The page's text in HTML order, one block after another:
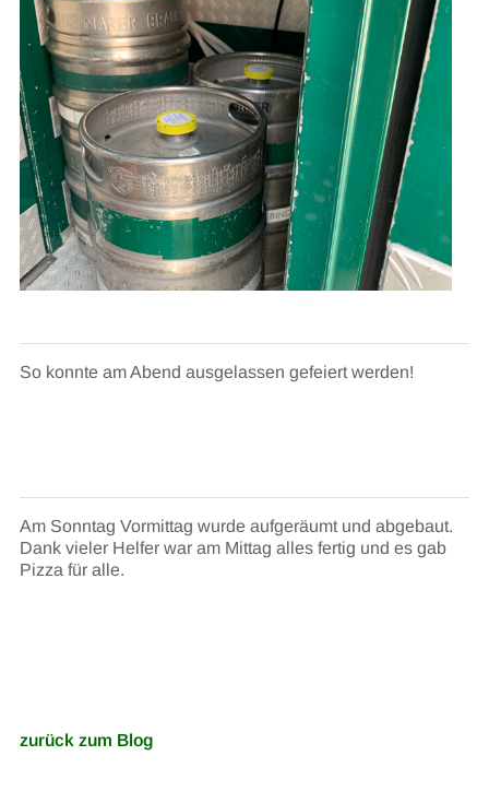
So konnte am Abend ausgelassen gefeiert werden!
Am Sonntag Vormittag wurde aufgeräumt und abgebaut.
Dank vieler Helfer war am Mittag alles fertig und es gab
Pizza für alle.
zurück zum Blog